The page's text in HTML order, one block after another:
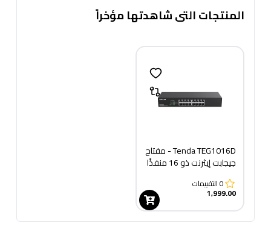
المنتجات التى شاهدتها مؤخراً
Tenda TEG1016D - مفتاح
جيجابت إيثرنت ذو 16 منفذًا
0التقييمات
1,999.00